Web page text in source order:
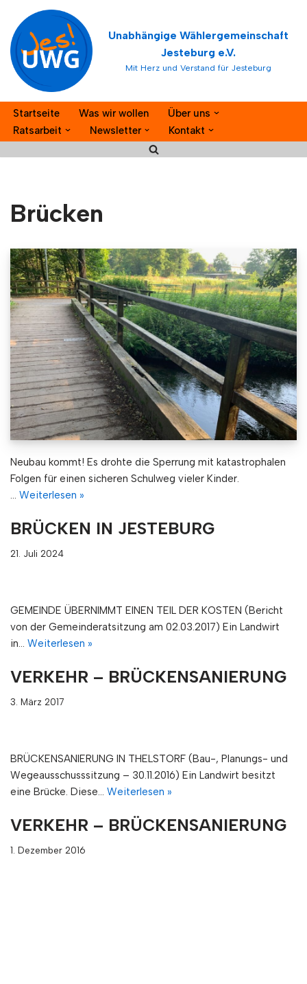
Zum
Inhalt
springen
Unabhängige Wählergemeinschaft
Jesteburg e.V.
Mit Herz und Verstand für Jesteburg
Startseite Was wir wollen
Über uns
Ratsarbeit
Newsletter Kontakt
Brücken
Neubau kommt! Es drohte die Sperrung mit katastrophalen
Folgen für einen sicheren Schulweg vieler Kinder.
… Weiterlesen »
BRÜCKEN IN JESTEBURG
21. Juli 2024
GEMEINDE ÜBERNIMMT EINEN TEIL DER KOSTEN (Bericht
von der Gemeinderatsitzung am 02.03.2017) Ein Landwirt
in… Weiterlesen »
VERKEHR – BRÜCKENSANIERUNG
3. März 2017
BRÜCKENSANIERUNG IN THELSTORF (Bau-, Planungs- und
Wegeausschusssitzung – 30.11.2016) Ein Landwirt besitzt
eine Brücke. Diese… Weiterlesen »
VERKEHR – BRÜCKENSANIERUNG
1. Dezember 2016